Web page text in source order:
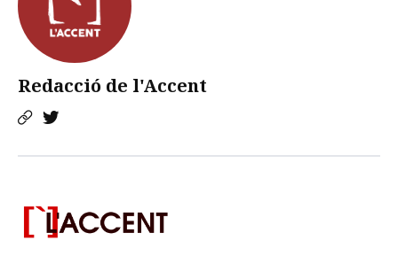
Redacció de l'Accent